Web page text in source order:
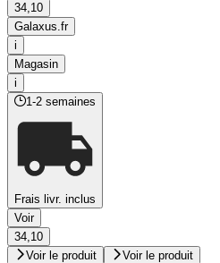
34,10
Galaxus.fr
i
Magasin
i
1-2 semaines
Frais livr. inclus
Voir
34,10
Voir le produit
Voir le produit